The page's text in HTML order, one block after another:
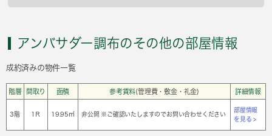
アンバサダー調布のその他の部屋情報
成約済みの物件一覧
階層 間取り 面積 参考賃料(管理費・敷金・礼金) 詳細情報
3階 1Ｒ 19.95㎡ 非公開 ※ご確認いたしますのでお問い合わせください
部屋情報
を見る >